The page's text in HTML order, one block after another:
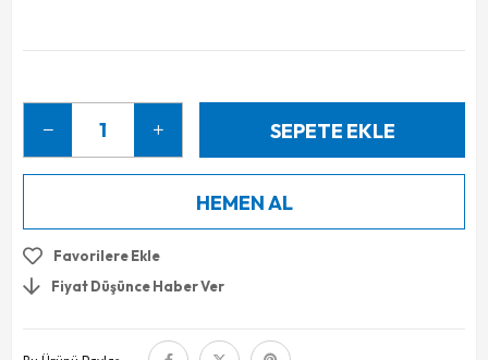
Favorilere Ekle
Fiyat Düşünce Haber Ver